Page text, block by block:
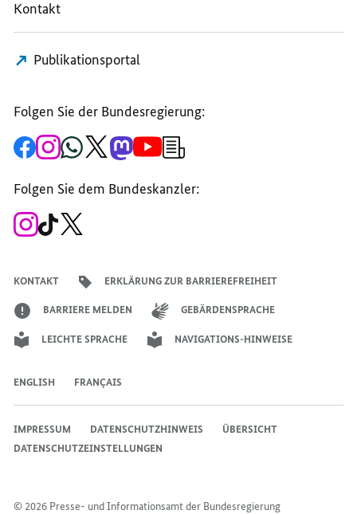
entfernen
Kontakt
Publikationsportal
Folgen Sie der Bundesregierung:
Zur
Facebook-
Bundesregierung
Zum
Instagram-
der
Bundesregierung
Zum
WhatsApp-
der
Bundesregierung
Zum
X-
Regierungssprechers
Zum
Mastodon-
der
Bundesregierung
Zum
YouTube-
Bundesregierung
Anmeldung
Folgen Sie dem Bundeskanzler:
Zum
Instagram-
Zum
TikTok-
KONTAKT ERKLÄRUNG ZUR BARRIEREFREIHEIT
BARRIERE MELDEN GEBÄRDENSPRACHE
LEICHTE SPRACHE NAVIGATIONS-HINWEISE
ENGLISH FRANÇAIS
© 2026 Presse- und Informationsamt der Bundesregierung
IMPRESSUM DATENSCHUTZHINWEIS
ÜBERSICHT
DATENSCHUTZEINSTELLUNGEN